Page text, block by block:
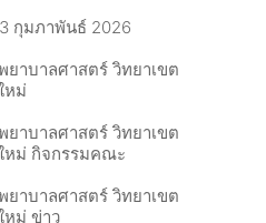
กุมภาพันธ์ 2026
าบาลศาสตร์ วิทยาเขต
หม่
าบาลศาสตร์ วิทยาเขต
หม่ กิจกรรมคณะ
าบาลศาสตร์ วิทยาเขต
หม่ ข่าว